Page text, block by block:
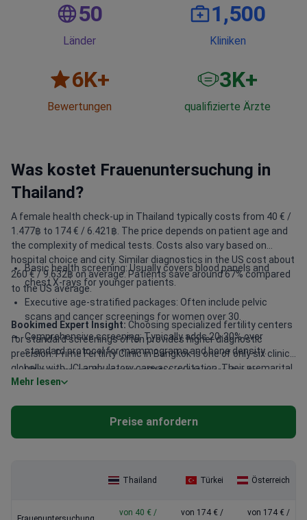
50
Länder
1,500
Kliniken
6K+
Bewertungen
3K+
qualifizierte Ärzte
Was kostet Frauenuntersuchung in
Thailand?
A female health check-up in Thailand typically costs from 40 € /
1.477฿ to 174 € / 6.421฿. The price depends on patient age and
the complexity of medical tests. Costs also vary based on
hospital choice and city. Similar diagnostics in the US cost about
260 € / 9.632฿ on average. Patients save around 67% compared
to the US average.
Basic health screening: Usually covers blood panels and
chest X-rays for younger patients.
Executive age-stratified packages: Often include pelvic
scans and cancer screenings for women over 30.
Comprehensive screening: Typically adds 20-30% over
standard protocol for mammograms and bone density.
Ultra-premium diagnostics: Often costs more due to
hormone tracking or advanced cardiac stress tests.
Bookimed Expert Insight: Choosing specialized fertility centers
for standard screenings often provides higher diagnostic
precision. Prime Fertility Clinic in Bangkok is one of only six clinics
globally with JCI ambulatory care accreditation. Their premarital
health packages start around $800. These programs include
blood panels. Bumrungrad International Hospital treats over 1
million patients annually with JCI and GHA certifications. High
patient volumes in Bangkok lead to very modern diagnostic
Mehr lesen
Preise anfordern
Thailand Türkei Österreich
von 40 € /
von 174 € /
von 174 € /